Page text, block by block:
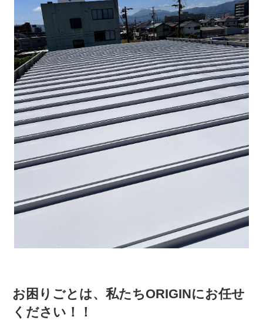
お困りごとは、私たちORIGINにお任せ
ください！！